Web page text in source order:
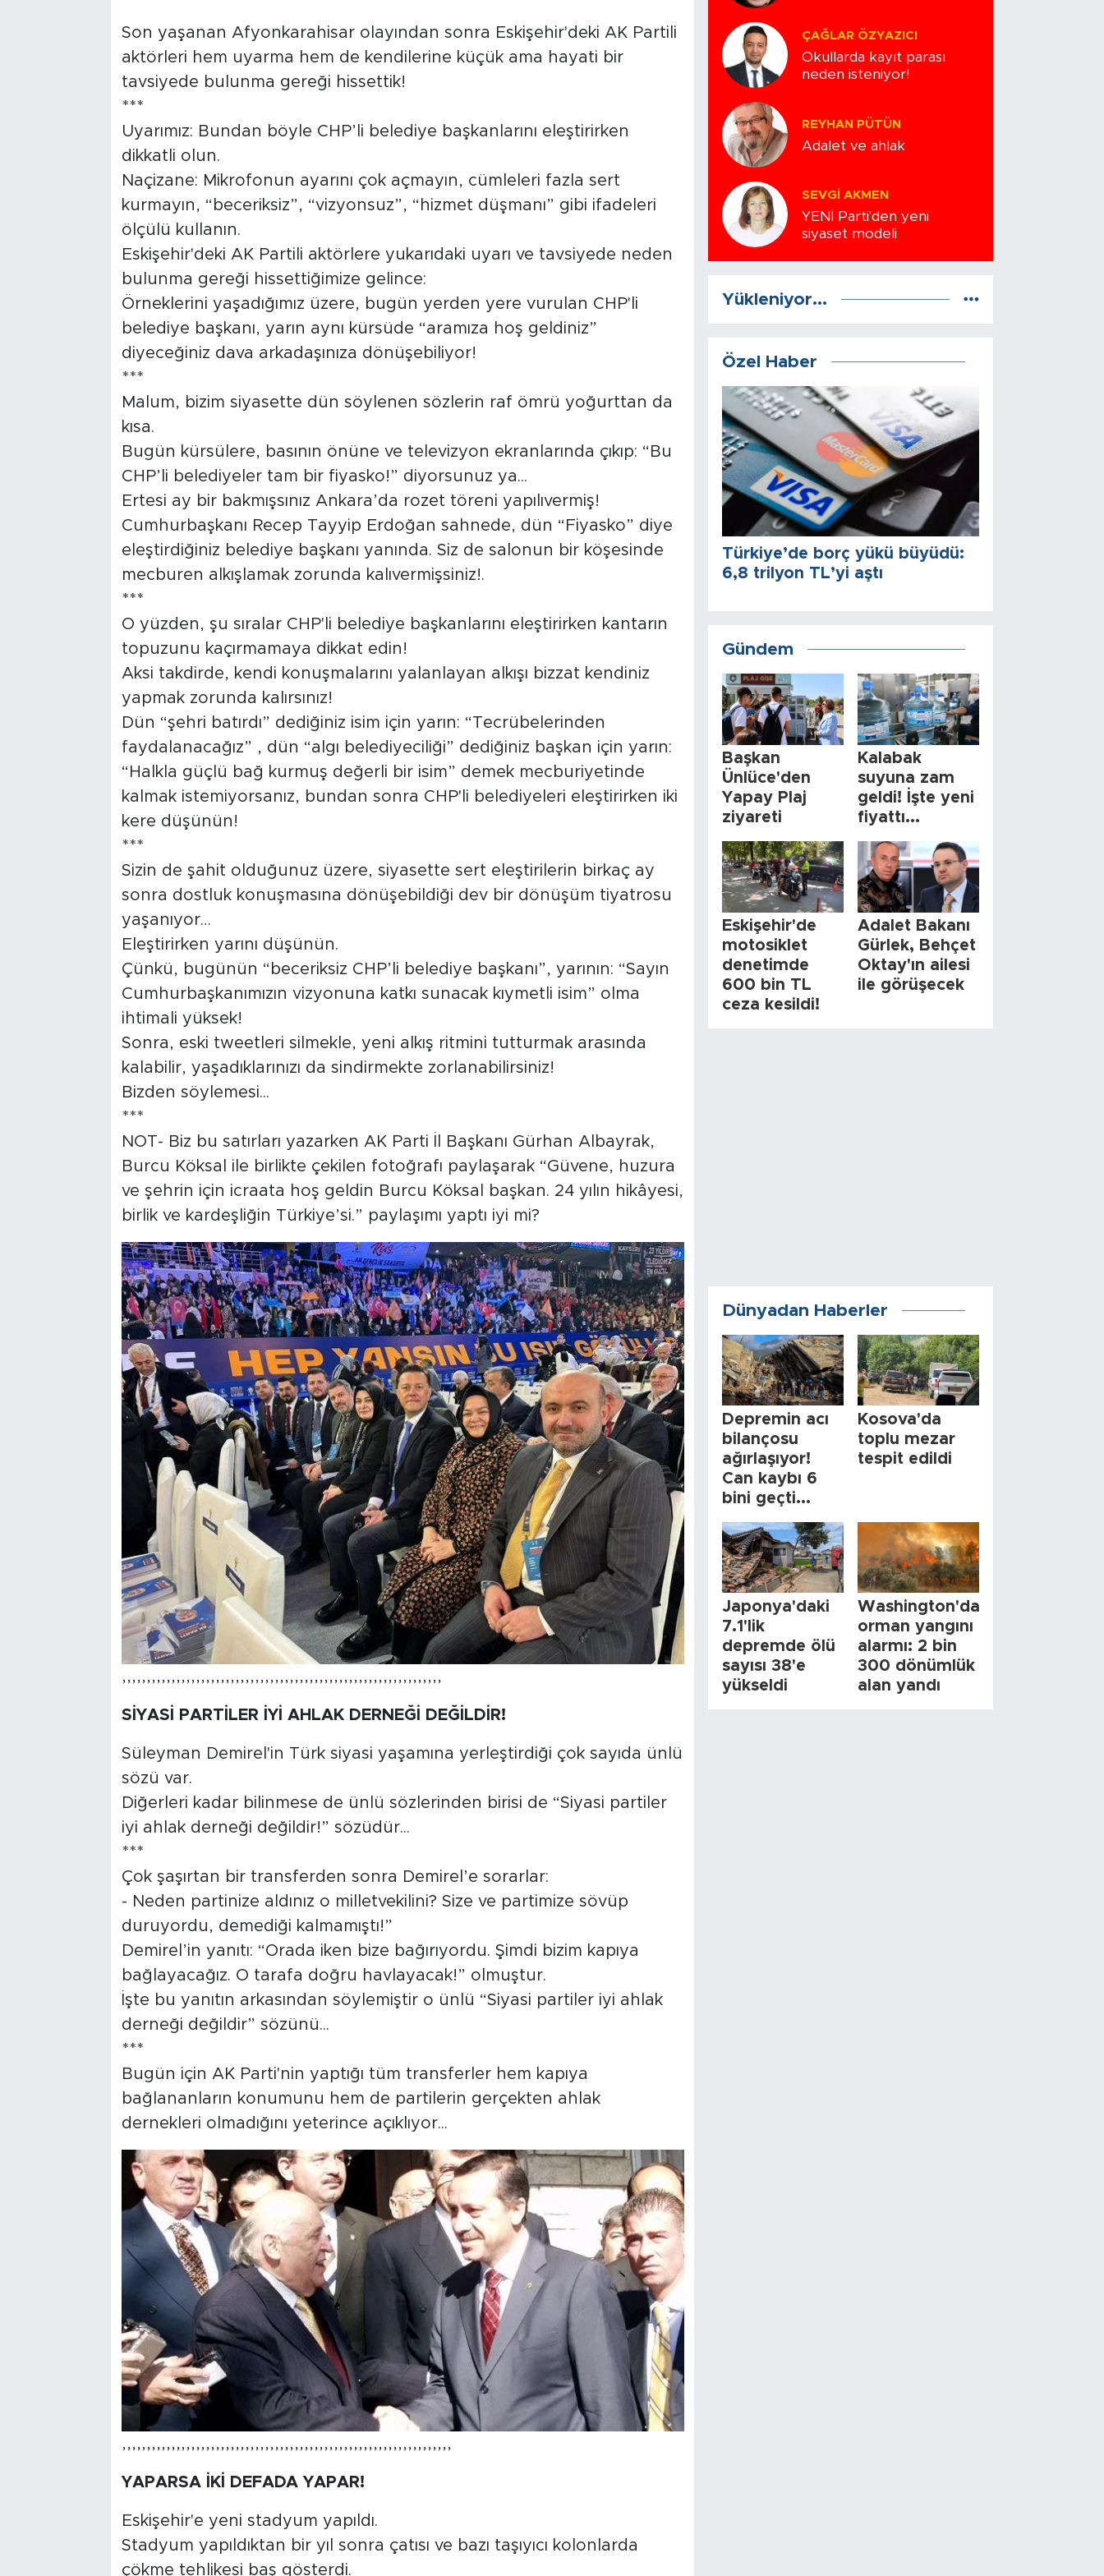
Son yaşanan Afyonkarahisar olayından sonra Eskişehir'deki AK Partili
aktörleri hem uyarma hem de kendilerine küçük ama hayati bir
tavsiyede bulunma gereği hissettik!
***
Uyarımız: Bundan böyle CHP’li belediye başkanlarını eleştirirken
dikkatli olun.
Naçizane: Mikrofonun ayarını çok açmayın, cümleleri fazla sert
kurmayın, “beceriksiz”, “vizyonsuz”, “hizmet düşmanı” gibi ifadeleri
ölçülü kullanın.
Eskişehir'deki AK Partili aktörlere yukarıdaki uyarı ve tavsiyede neden
bulunma gereği hissettiğimize gelince:
Örneklerini yaşadığımız üzere, bugün yerden yere vurulan CHP'li
belediye başkanı, yarın aynı kürsüde “aramıza hoş geldiniz”
diyeceğiniz dava arkadaşınıza dönüşebiliyor!
***
Malum, bizim siyasette dün söylenen sözlerin raf ömrü yoğurttan da
kısa.
Bugün kürsülere, basının önüne ve televizyon ekranlarında çıkıp: “Bu
CHP’li belediyeler tam bir fiyasko!” diyorsunuz ya...
Ertesi ay bir bakmışsınız Ankara’da rozet töreni yapılıvermiş!
Cumhurbaşkanı Recep Tayyip Erdoğan sahnede, dün “Fiyasko” diye
eleştirdiğiniz belediye başkanı yanında. Siz de salonun bir köşesinde
mecburen alkışlamak zorunda kalıvermişsiniz!.
***
O yüzden, şu sıralar CHP'li belediye başkanlarını eleştirirken kantarın
topuzunu kaçırmamaya dikkat edin!
Aksi takdirde, kendi konuşmalarını yalanlayan alkışı bizzat kendiniz
yapmak zorunda kalırsınız!
Dün “şehri batırdı” dediğiniz isim için yarın: “Tecrübelerinden
faydalanacağız” , dün “algı belediyeciliği” dediğiniz başkan için yarın:
“Halkla güçlü bağ kurmuş değerli bir isim” demek mecburiyetinde
kalmak istemiyorsanız, bundan sonra CHP'li belediyeleri eleştirirken iki
kere düşünün!
***
Sizin de şahit olduğunuz üzere, siyasette sert eleştirilerin birkaç ay
sonra dostluk konuşmasına dönüşebildiği dev bir dönüşüm tiyatrosu
yaşanıyor…
Eleştirirken yarını düşünün.
Çünkü, bugünün “beceriksiz CHP’li belediye başkanı”, yarının: “Sayın
Cumhurbaşkanımızın vizyonuna katkı sunacak kıymetli isim” olma
ihtimali yüksek!
Sonra, eski tweetleri silmekle, yeni alkış ritmini tutturmak arasında
kalabilir, yaşadıklarınızı da sindirmekte zorlanabilirsiniz!
Bizden söylemesi...
***
NOT- Biz bu satırları yazarken AK Parti İl Başkanı Gürhan Albayrak,
Burcu Köksal ile birlikte çekilen fotoğrafı paylaşarak “Güvene, huzura
ve şehrin için icraata hoş geldin Burcu Köksal başkan. 24 yılın hikâyesi,
birlik ve kardeşliğin Türkiye’si.” paylaşımı yaptı iyi mi?
,,,,,,,,,,,,,,,,,,,,,,,,,,,,,,,,,,,,,,,,,,,,,,,,,,,,,,,,,,,,,,,,,
SİYASİ PARTİLER İYİ AHLAK DERNEĞİ DEĞİLDİR!
Süleyman Demirel'in Türk siyasi yaşamına yerleştirdiği çok sayıda ünlü
sözü var.
Diğerleri kadar bilinmese de ünlü sözlerinden birisi de “Siyasi partiler
iyi ahlak derneği değildir!” sözüdür...
***
Çok şaşırtan bir transferden sonra Demirel’e sorarlar:
- Neden partinize aldınız o milletvekilini? Size ve partimize sövüp
duruyordu, demediği kalmamıştı!”
Demirel’in yanıtı: “Orada iken bize bağırıyordu. Şimdi bizim kapıya
bağlayacağız. O tarafa doğru havlayacak!” olmuştur.
İşte bu yanıtın arkasından söylemiştir o ünlü “Siyasi partiler iyi ahlak
derneği değildir” sözünü...
***
Bugün için AK Parti'nin yaptığı tüm transferler hem kapıya
bağlananların konumunu hem de partilerin gerçekten ahlak
dernekleri olmadığını yeterince açıklıyor...
,,,,,,,,,,,,,,,,,,,,,,,,,,,,,,,,,,,,,,,,,,,,,,,,,,,,,,,,,,,,,,,,,,,
YAPARSA İKİ DEFADA YAPAR!
Eskişehir'e yeni stadyum yapıldı.
Stadyum yapıldıktan bir yıl sonra çatısı ve bazı taşıyıcı kolonlarda
çökme tehlikesi baş gösterdi.
ÇAĞLAR ÖZYAZICI
Okullarda kayıt parası
neden isteniyor!
REYHAN PÜTÜN
Adalet ve ahlak
SEVGI AKMEN
YENİ Parti'den yeni
siyaset modeli
Yükleniyor...
Özel Haber
Türkiye’de borç yükü büyüdü:
6,8 trilyon TL’yi aştı
Gündem
Başkan
Ünlüce'den
Yapay Plaj
ziyareti
Kalabak
suyuna zam
geldi! İşte yeni
fiyattı...
Eskişehir'de
motosiklet
denetimde
600 bin TL
ceza kesildi!
Adalet Bakanı
Gürlek, Behçet
Oktay'ın ailesi
ile görüşecek
Dünyadan Haberler
Depremin acı
bilançosu
ağırlaşıyor!
Can kaybı 6
bini geçti...
Kosova'da
toplu mezar
tespit edildi
Japonya'daki
7.1'lik
depremde ölü
sayısı 38'e
yükseldi
Washington'da
orman yangını
alarmı: 2 bin
300 dönümlük
alan yandı